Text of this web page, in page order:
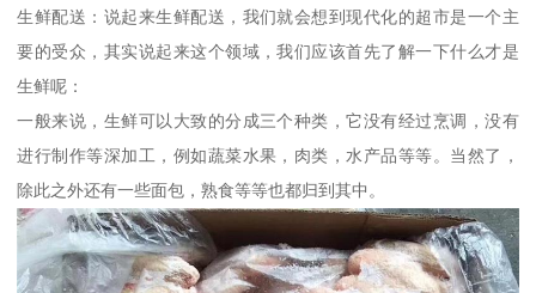
生鲜配送：说起来生鲜配送，我们就会想到现代化的超市是一个主
要的受众，其实说起来这个领域，我们应该首先了解一下什么才是
生鲜呢：
一般来说，生鲜可以大致的分成三个种类，它没有经过烹调，没有
进行制作等深加工，例如蔬菜水果，肉类，水产品等等。当然了，
除此之外还有一些面包，熟食等等也都归到其中。